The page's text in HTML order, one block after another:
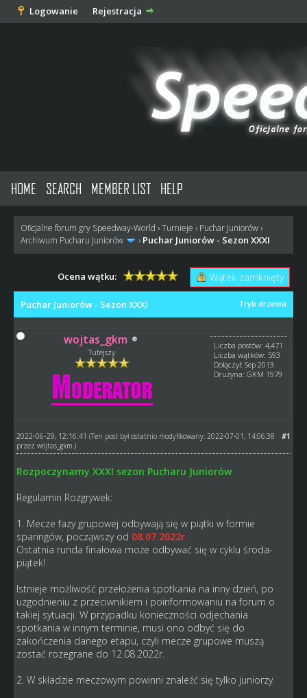
Logowanie Rejestracja
HOME SEARCH MEMBER LIST HELP
Oficjalne forum gry Speedway-World ›Turnieje › Puchar Juniorów›
Archiwum Pucharu Juniorów
› Puchar Juniorów - Sezon XXXI
Wątek zamknięty
Ocena wątku:
Tryb drzewa
Puchar Juniorów - Sezon XXXI
wojtas_gkm
Tutejszy
Liczba postów: 4,471
Liczba wątków: 593
Dołączył: Sep 2013
Drużyna: GKM 1979
#1
2022-06-29, 12:16:41 (Ten post był ostatnio modyfikowany: 2022-07-01, 14:06:38
przez wojtas_gkm .)
Rozpoczynamy XXXI sezon Pucharu Juniorów
Regulamin Rozgrywek:
1. Mecze fazy grupowej odbywają się w piątki w formie
sparingów, począwszy od 08.07.2022r.
Ostatnia runda finałowa może odbywać się w cyklu środa-
piątek!
Istnieje możliwość przełożenia spotkania na inny dzień, po
uzgodnieniu z przeciwnikiem i poinformowaniu na forum o
takiej sytuacji. W przypadku konieczności odjechania
spotkania w innym terminie, musi ono odbyć się do
zakończenia danego etapu, czyli mecze grupowe muszą
zostać rozegrane do 12.08.2022r.
2. W składzie meczowym powinni znaleźć się tylko juniorzy.